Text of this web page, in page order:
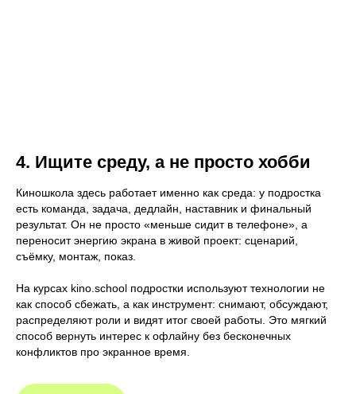
4. Ищите среду, а не просто хобби
Киношкола здесь работает именно как среда: у подростка
есть команда, задача, дедлайн, наставник и финальный
результат. Он не просто «меньше сидит в телефоне», а
переносит энергию экрана в живой проект: сценарий,
съёмку, монтаж, показ.
На курсах kino.school подростки используют технологии не
как способ сбежать, а как инструмент: снимают, обсуждают,
распределяют роли и видят итог своей работы. Это мягкий
способ вернуть интерес к офлайну без бесконечных
конфликтов про экранное время.